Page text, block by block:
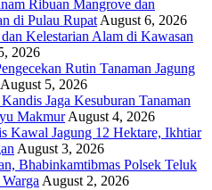
Ribuan Mangrove dan
di Pulau Rupat August 6, 2026
Kelestarian Alam di Kawasan
2026
Rutin Tanaman Jagung
August 5, 2026
Jaga Kesuburan Tanaman
Makmur August 4, 2026
Kawal Jagung 12 Hektare, Ikhtiar
August 3, 2026
Bhabinkamtibmas Polsek Teluk
August 2, 2026